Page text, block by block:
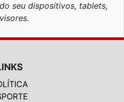
seu dispositivos, tablets,